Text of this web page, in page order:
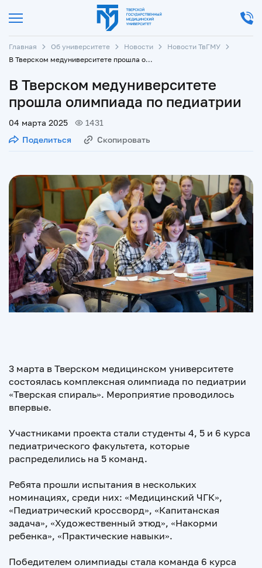
Главная Об университете Новости
Новости ТвГМУ
В Тверском медуниверситете прошла олимпиада по педиатрии
В Тверском медуниверситете
прошла олимпиада по педиатрии
04 марта 2025
1431
Поделиться
Скопировать
3 марта в Тверском медицинском университете
состоялась комплексная олимпиада по педиатрии
«Тверская спираль». Мероприятие проводилось
впервые.
Участниками проекта стали студенты 4, 5 и 6 курса
педиатрического факультета, которые
распределились на 5 команд.
Ребята прошли испытания в нескольких
номинациях, среди них: «Медицинский ЧГК»,
«Педиатрический кроссворд», «Капитанская
задача», «Художественный этюд», «Накорми
ребенка», «Практические навыки».
Победителем олимпиады стала команда 6 курса